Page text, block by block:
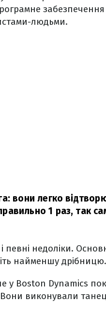
людьми.
вони легко
1 раз, так
певні недоліки.
найменшу дрібницю.
у Boston Dynamics
виконували